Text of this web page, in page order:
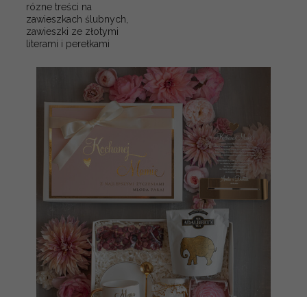
rózne treści na
zawieszkach ślubnych,
zawieszki ze złotymi
literami i perełkami